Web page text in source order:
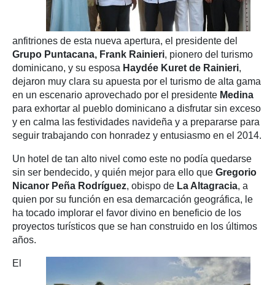
anfitriones de esta nueva apertura, el presidente del
Grupo Puntacana, Frank Rainieri, pionero del turismo
dominicano, y su esposa Haydée Kuret de Rainieri,
dejaron muy clara su apuesta por el turismo de alta gama
en un escenario aprovechado por el presidente Medina
para exhortar al pueblo dominicano a disfrutar sin exceso
y en calma las festividades navideña y a prepararse para
seguir trabajando con honradez y entusiasmo en el 2014.
Un hotel de tan alto nivel como este no podía quedarse
sin ser bendecido, y quién mejor para ello que Gregorio
Nicanor Peña Rodríguez, obispo de La Altagracia, a
quien por su función en esa demarcación geográfica, le
ha tocado implorar el favor divino en beneficio de los
proyectos turísticos que se han construido en los últimos
años.
El